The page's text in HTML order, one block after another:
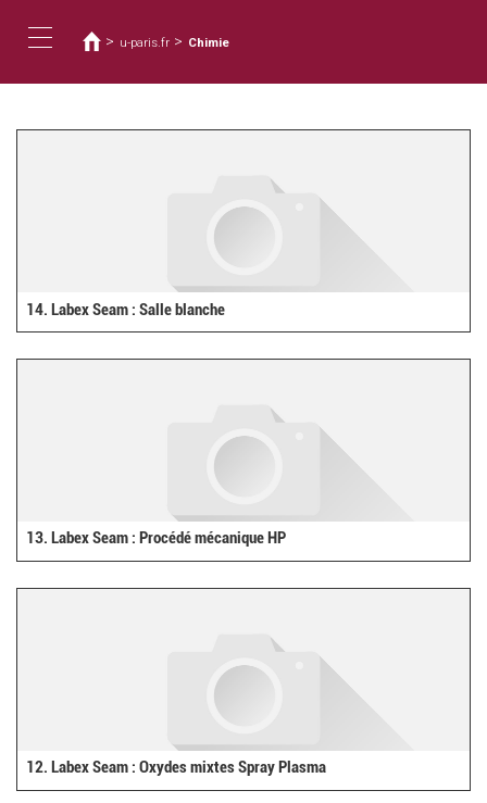
容
在
這
裡
> u-paris.fr > Chimie
14. Labex Seam : Salle blanche
13. Labex Seam : Procédé mécanique HP
12. Labex Seam : Oxydes mixtes Spray Plasma